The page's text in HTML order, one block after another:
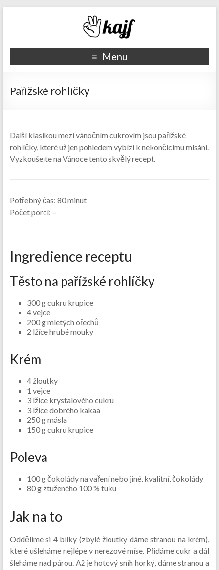
Recepty kajf.cz
Menu
Pařížské rohlíčky
Další klasikou mezi vánočním cukrovím jsou pařížské
rohlíčky, které už jen pohledem vybízí k nekončícímu mlsání.
Vyzkoušejte na Vánoce tento skvělý recept.
Potřebný čas: 80 minut
Počet porcí: –
Ingredience receptu
Těsto na pařížské rohlíčky
300 g cukru krupice
4 vejce
200 g mletých ořechů
2 lžíce hrubé mouky
Krém
4 žloutky
1 vejce
3 lžíce krystalového cukru
3 lžíce dobrého kakaa
250 g másla
150 g cukru krupice
Poleva
100 g čokolády na vaření nebo jiné, kvalitní, čokolády
80 g ztuženého 100 % tuku
Jak na to
Oddělíme si 4 bílky (zbylé žloutky dáme stranou na krém),
které ušleháme nejlépe v nerezové míse. Přidáme cukr a dál
šleháme nad párou. Až je hotový sníh horký, dáme stranou a